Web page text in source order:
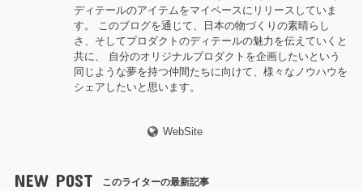
ディテールのアイテムをマイペースにリリースしていま
す。 このブログを通じて、日本の物づくりの素晴らし
さ、そしてプロダクトのディテールの魅力を伝えていくと
共に、 自分のオリジナルプロダクトを企画したいという
同じような夢を持つ仲間たちに向けて、様々なノウハウを
シェアしたいと思います。
WebSite
NEW POST このライターの最新記事